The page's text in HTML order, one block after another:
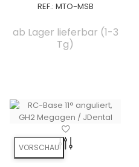
REF.: MTO-MSB
ab Lager lieferbar (1-3
Tg)
VORSCHAU